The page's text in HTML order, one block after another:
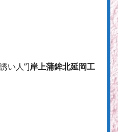
い人”]岸上蒲鉾北延岡工